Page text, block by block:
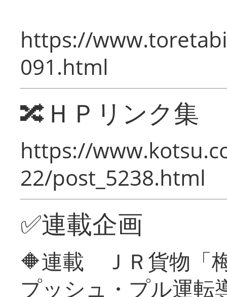
https://
091.html
🔀ＨＰリンク集
https://
22/post_5238.html
✅連載企画
🔶連載 ＪＲ貨物「
プッシュ・プル運転